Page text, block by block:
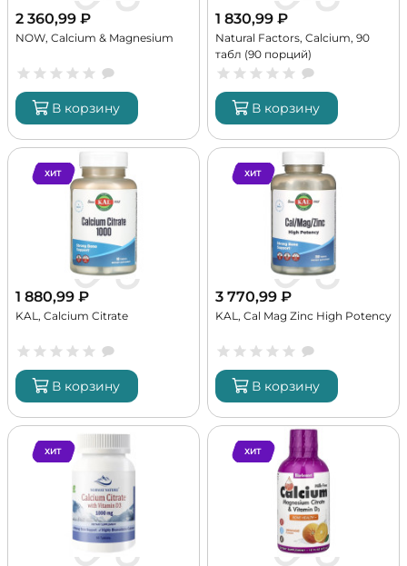
2 360,99 ₽
NOW, Calcium & Magnesium
В корзину
1 830,99 ₽
Natural Factors, Calcium, 90
табл (90 порций)
В корзину
ХИТ
1 880,99 ₽
KAL, Calcium Citrate
В корзину
ХИТ
3 770,99 ₽
KAL, Cal Mag Zinc High Potency
В корзину
ХИТ ХИТ